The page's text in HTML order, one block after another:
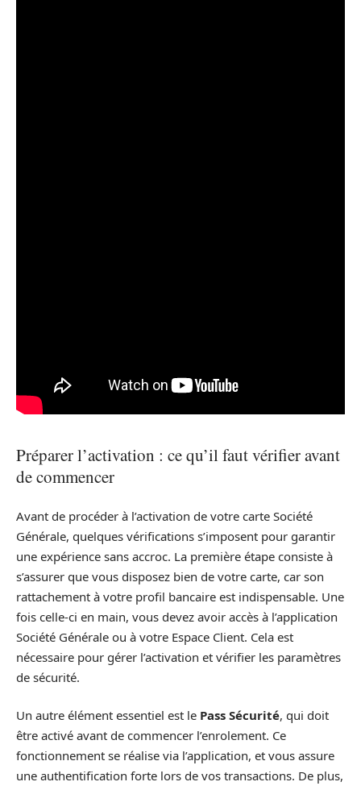
Préparer l’activation : ce qu’il faut vérifier avant
de commencer
Avant de procéder à l’activation de votre carte Société
Générale, quelques vérifications s’imposent pour garantir
une expérience sans accroc. La première étape consiste à
s’assurer que vous disposez bien de votre carte, car son
rattachement à votre profil bancaire est indispensable. Une
fois celle-ci en main, vous devez avoir accès à l’application
Société Générale ou à votre Espace Client. Cela est
nécessaire pour gérer l’activation et vérifier les paramètres
de sécurité.
Un autre élément essentiel est le Pass Sécurité, qui doit
être activé avant de commencer l’enrolement. Ce
fonctionnement se réalise via l’application, et vous assure
une authentification forte lors de vos transactions. De plus,